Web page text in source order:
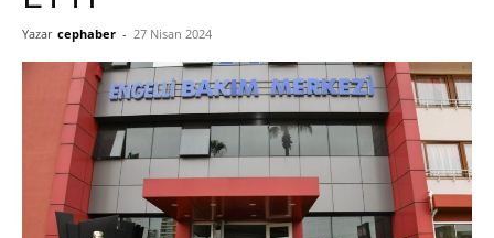
Yazar cephaber - 27 Nisan 2024